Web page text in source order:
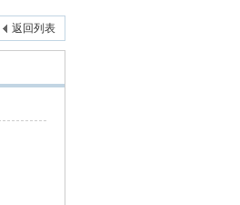
返回列表